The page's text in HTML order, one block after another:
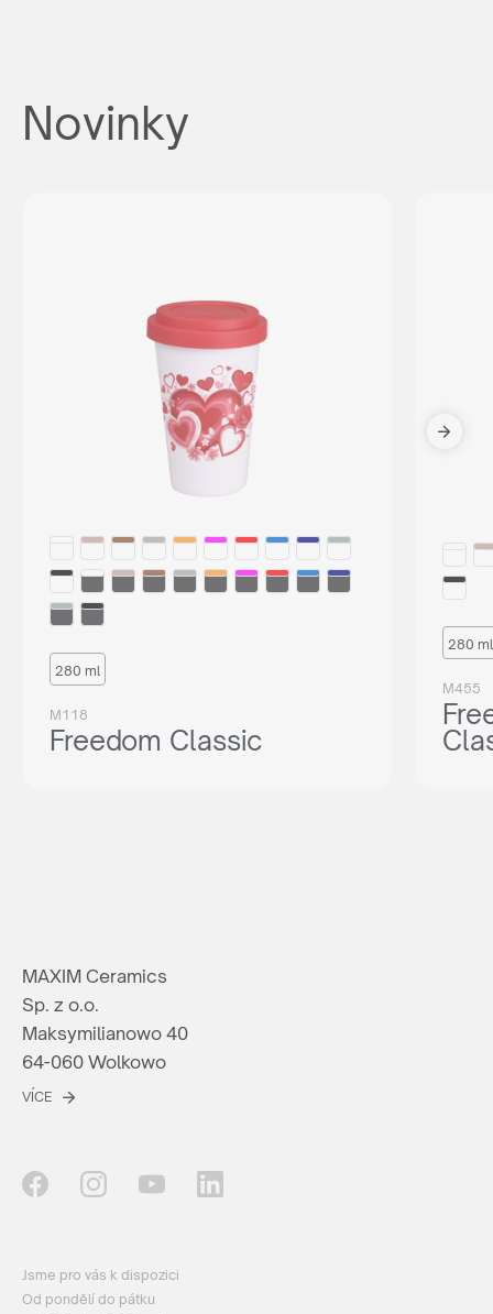
Novinky
280 ml
M118
Freedom Classic
280 ml
M455
MAXIM Ceramics
Sp. z o.o.
Maksymilianowo 40
64-060 Wolkowo
VÍCE
Jsme pro vás k dispozici
Od pondělí do pátku